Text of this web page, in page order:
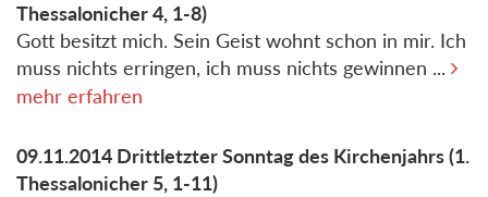
Thessalonicher 4, 1-8)
Gott besitzt mich. Sein Geist wohnt schon in mir. Ich
muss nichts erringen, ich muss nichts gewinnen ...
mehr erfahren
09.11.2014 Drittletzter Sonntag des Kirchenjahrs(1.
Thessalonicher 5, 1-11)